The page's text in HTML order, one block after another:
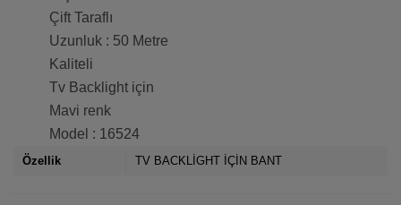
Çift Taraflı
Uzunluk : 50 Metre
Kaliteli
Tv Backlight için
Mavi renk
Model : 16524
Özellik TV BACKLİGHT İÇİN BANT